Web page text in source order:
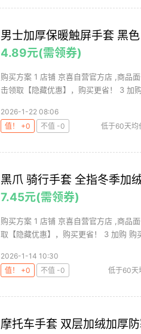
男士加厚保暖触屏手套 黑
4.89元(需领券)
购买方案 1 店铺 京喜自营官方店 ,商品
击领取【隐藏优惠】，购买更省！ 3 加
2026-1-22 08:06
值！ +0
不值 -0
低于60天均
黑爪 骑行手套 全指冬季加
7.45元(需领券)
购买方案 1 店铺 京喜自营官方店 ,商品
取【隐藏优惠】，购买更省！ 3 加购 购
2026-1-14 10:30
值！ +0
不值 -0 低于60天
摩托车手套 双层加绒加厚